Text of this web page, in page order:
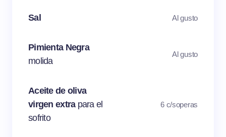
Sal Al gusto
Pimienta Negra
molida
Al gusto
Aceite de oliva
virgen extra para el
sofrito
6 c/soperas